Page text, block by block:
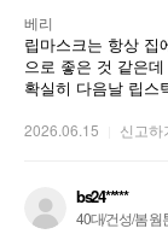
베리
립마스크는 항상 집
으로 좋은 것 같은
확실히 다음날 립스
2026.06.15 신고하
bs24*****
40대/건성/봄 웜